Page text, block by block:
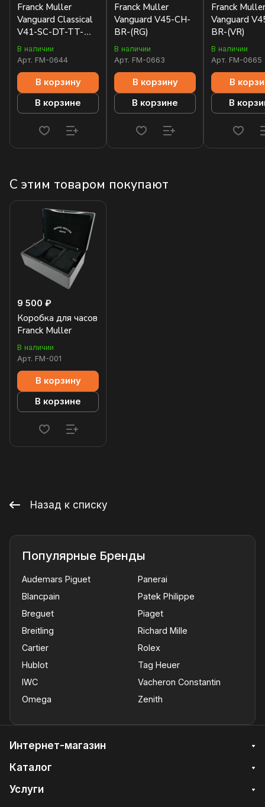
Franck Muller
Vanguard Classical
V41-SC-DT-TT-
BR-5N
В наличии
Арт. FM-0644
В корзину
В корзине
Franck Muller
Vanguard V45-CH-
BR-(RG)
В наличии
Арт. FM-0663
В корзину
В корзине
Franck Muller
Vanguard
BR-(VR)
В наличии
Арт. FM-0665
В
В
С этим товаром покупают
9 500 ₽
Коробка для часов
Franck Muller
В наличии
Арт. FM-001
В корзину
В корзине
Назад к списку
Популярные Бренды
Audemars Piguet
Blancpain
Breguet
Breitling
Cartier
Hublot
IWC
Omega
Panerai
Patek Philippe
Piaget
Richard Mille
Rolex
Tag Heuer
Vacheron Constantin
Zenith
Интернет-магазин
Каталог
Услуги